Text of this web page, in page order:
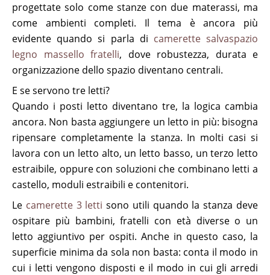
progettate solo come stanze con due materassi, ma
come ambienti completi. Il tema è ancora più
evidente quando si parla di camerette salvaspazio
legno massello fratelli, dove robustezza, durata e
organizzazione dello spazio diventano centrali.
E se servono tre letti?
Quando i posti letto diventano tre, la logica cambia
ancora. Non basta aggiungere un letto in più: bisogna
ripensare completamente la stanza. In molti casi si
lavora con un letto alto, un letto basso, un terzo letto
estraibile, oppure con soluzioni che combinano letti a
castello, moduli estraibili e contenitori.
Le camerette 3 letti sono utili quando la stanza deve
ospitare più bambini, fratelli con età diverse o un
letto aggiuntivo per ospiti. Anche in questo caso, la
superficie minima da sola non basta: conta il modo in
cui i letti vengono disposti e il modo in cui gli arredi